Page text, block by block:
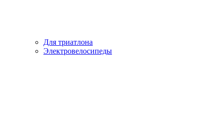
Для триатлона
Электровелосипеды